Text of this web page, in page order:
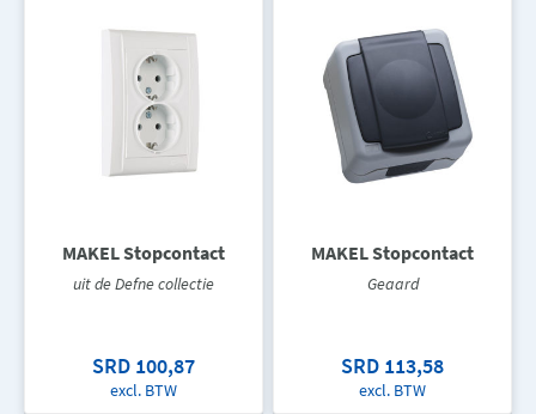
MAKEL Stopcontact
uit de Defne collectie
SRD 100,87
excl. BTW
MAKEL Stopcontact
Geaard
SRD 113,58
excl. BTW